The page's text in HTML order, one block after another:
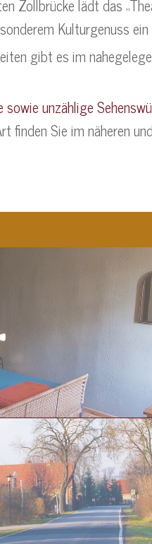
Zollbrücke lädt das
Kulturgenuss ein
gibt es im
sowie unzählige
finden Sie im näheren